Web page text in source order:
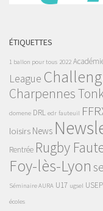
ÉTIQUETTES
1 ballon pour tous 2022
League
Charpennes
domene DRL edr fauteuil
loisirs News
Rentrée Rugby
Foy-lès-Lyon
Séminaire AURA U17 ugsel USEP
écoles